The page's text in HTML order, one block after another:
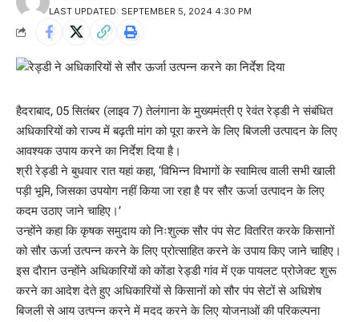
LAST UPDATED: SEPTEMBER 5, 2024 4:30 PM
हैदराबाद, 05 सितंबर (लाइव 7) तेलंगाना के मुख्यमंत्री ए रेवंत रेड्डी ने संबंधित
अधिकारियों को राज्य में बढ़ती मांग को पूरा करने के लिए बिजली उत्पादन के लिए
आवश्यक उपाय करने का निर्देश दिया है।
श्री रेड्डी ने बुधवार रात यहां कहा, ‘विभिन्न विभागों के स्वामित्व वाली सभी खाली
पड़ी भूमि, जिसका उपयोग नहीं किया जा रहा है पर सौर ऊर्जा उत्पादन के लिए
कदम उठाए जाने चाहिए।’
उन्होंने कहा कि कृषक समुदाय को निःशुल्क सौर पंप सेट वितरित करके किसानों
को सौर ऊर्जा उत्पन्न करने के लिए प्रोत्साहित करने के उपाय किए जाने चाहिए।
इस दौरान उन्होंने अधिकारियों को कोंडा रेड्डी गांव में एक पायलट प्रोजेक्ट शुरू
करने का आदेश देते हुए अधिकारियों से किसानों को सौर पंप सेटों से अधिशेष
बिजली से आय उत्पन्न करने में मदद करने के लिए योजनाओं की परिकल्पना